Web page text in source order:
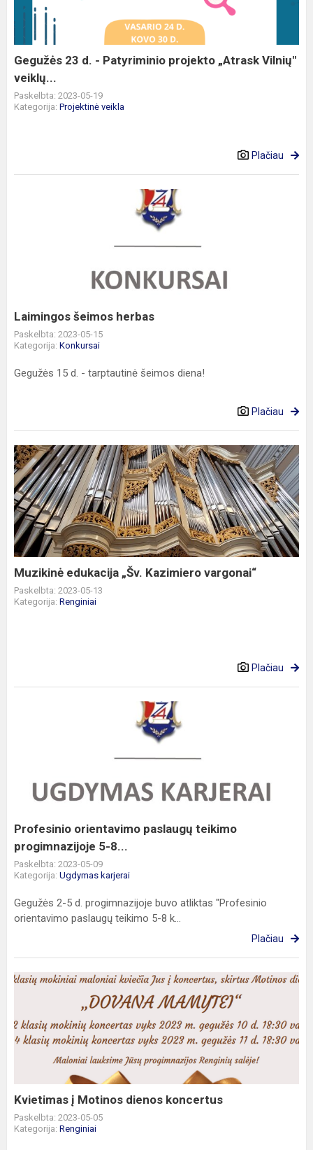
Patyriminio
projekto
„Atrask
Vilnių"
veiklų...
Gegužės 23 d. - Patyriminio projekto „Atrask Vilnių"
veiklų...
Paskelbta: 2023-05-19
Kategorija: Projektinė veikla
Plačiau
Laimingos šeimos herbas
Paskelbta: 2023-05-15
Kategorija: Konkursai
Gegužės 15 d. - tarptautinė šeimos diena!
Plačiau
Muzikinė
edukacija
„Šv.
Kazimiero
vargonai“
Muzikinė edukacija „Šv. Kazimiero vargonai“
Paskelbta: 2023-05-13
Kategorija: Renginiai
Plačiau
Profesinio orientavimo paslaugų teikimo
progimnazijoje 5-8...
Paskelbta: 2023-05-09
Kategorija: Ugdymas karjerai
Gegužės 2-5 d. progimnazijoje buvo atliktas "Profesinio
orientavimo paslaugų teikimo 5-8 k...
Plačiau
Kvietimas
dienos
koncertus
Kvietimas į Motinos dienos koncertus
Paskelbta: 2023-05-05
Kategorija: Renginiai